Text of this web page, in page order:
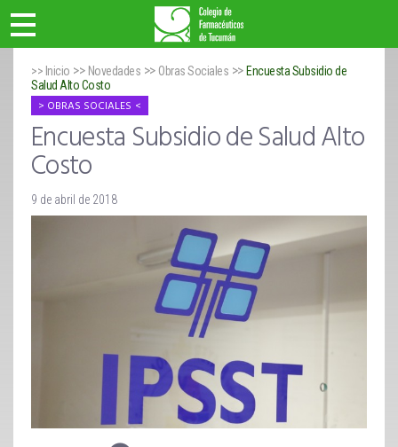
>> Inicio >> Novedades >> Obras Sociales >> Encuesta Subsidio de
Salud Alto Costo
OBRAS SOCIALES
Encuesta Subsidio de Salud Alto
Costo
9 de abril de 2018